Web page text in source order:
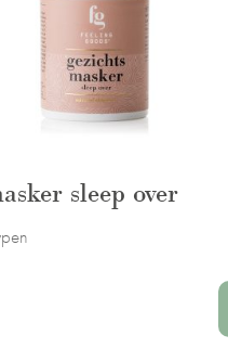
sleep over